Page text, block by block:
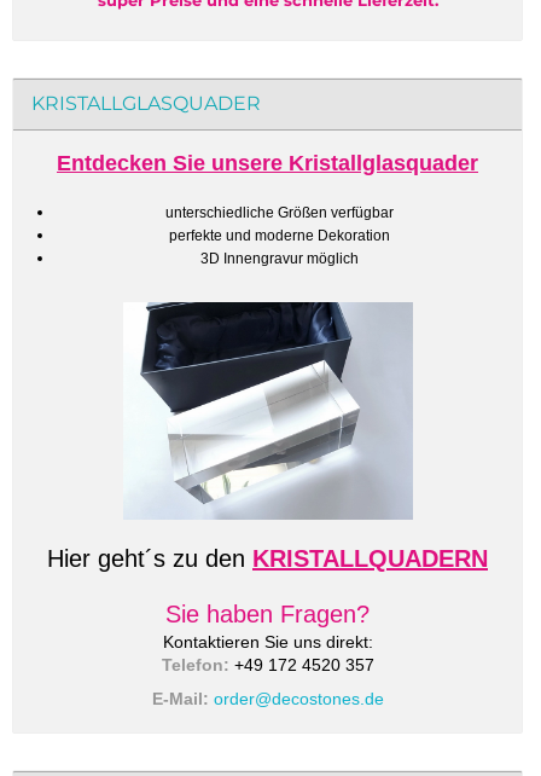
KRISTALLGLASQUADER
Entdecken Sie unsere Kristallglasquader
unterschiedliche Größen verfügbar
perfekte und moderne Dekoration
3D Innengravur möglich
Hier geht´s zu den KRISTALLQUADERN
Sie haben Fragen?
Kontaktieren Sie uns direkt:
Telefon: +49 172 4520 357
E-Mail: order@decostones.de